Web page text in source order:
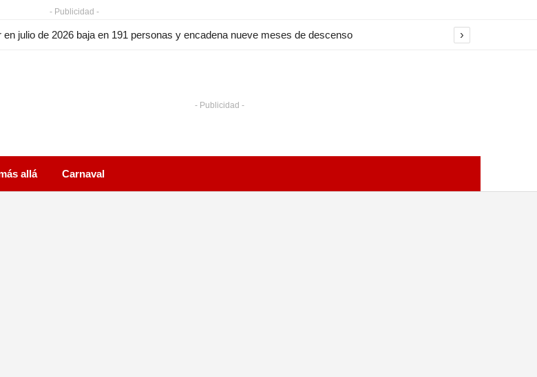
- Publicidad -
en julio de 2026 baja en 191 personas y encadena nueve meses de descenso ›
- Publicidad -
allá Carnaval